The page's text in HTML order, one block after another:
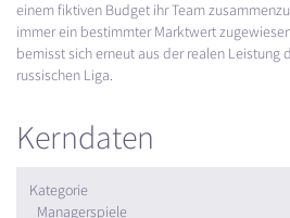
einem fiktiven Budget ihr Team
immer ein bestimmter Marktwert
bemisst sich erneut aus der realen Leistung
russischen Liga.
Kerndaten
Kategorie
Managerspiele